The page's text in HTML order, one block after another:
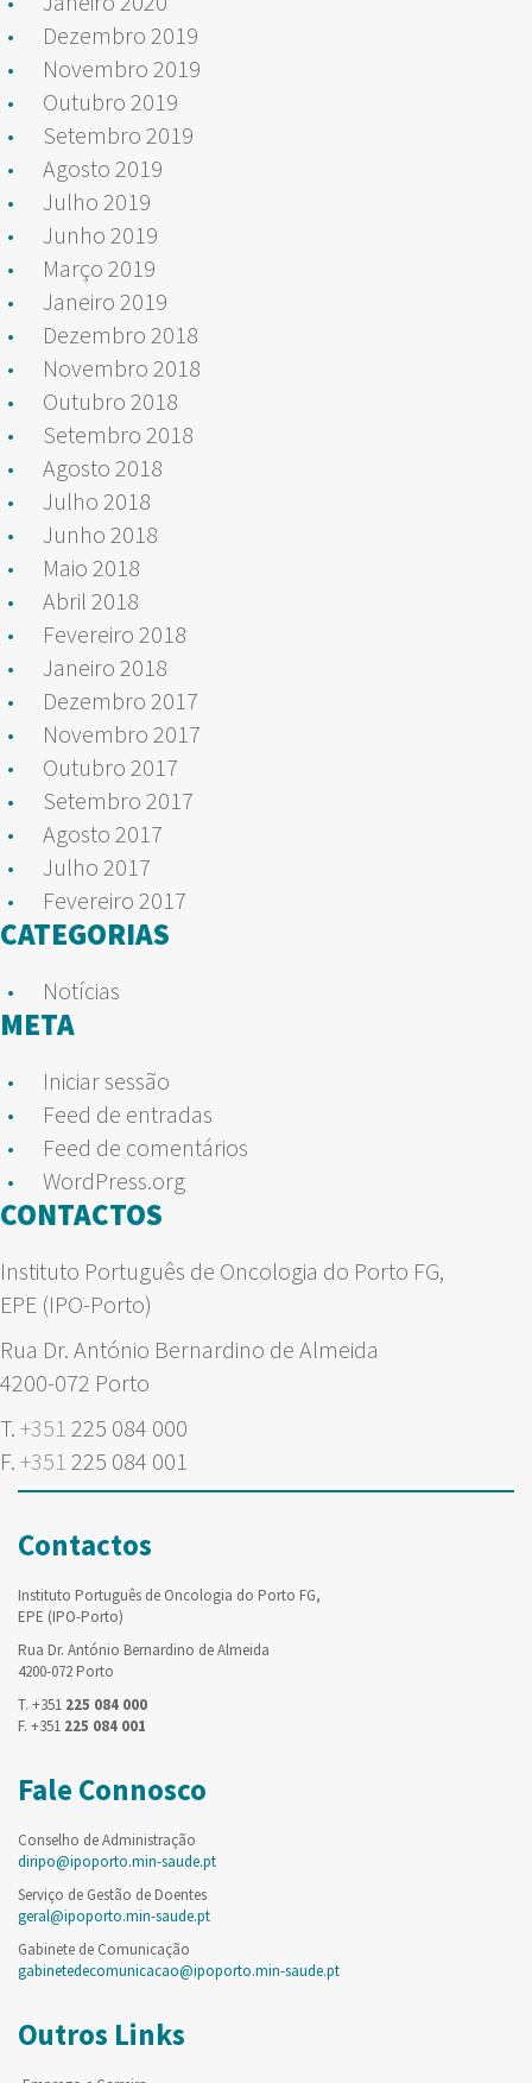
Dezembro 2019
Novembro 2019
Outubro 2019
Setembro 2019
Agosto 2019
Julho 2019
Junho 2019
Março 2019
Janeiro 2019
Dezembro 2018
Novembro 2018
Outubro 2018
Setembro 2018
Agosto 2018
Julho 2018
Junho 2018
Maio 2018
Abril 2018
Fevereiro 2018
Janeiro 2018
Dezembro 2017
Novembro 2017
Outubro 2017
Setembro 2017
Agosto 2017
Julho 2017
Fevereiro 2017
CATEGORIAS
Notícias
META
Iniciar sessão
Feed de entradas
Feed de comentários
WordPress.org
CONTACTOS
Instituto Português de Oncologia do Porto FG,
EPE (IPO-Porto)
Rua Dr. António Bernardino de Almeida
4200-072 Porto
T. +351 225 084 000
F. +351 225 084 001
Contactos
Instituto Português de Oncologia do Porto FG,
EPE (IPO-Porto)
Rua Dr. António Bernardino de Almeida
4200-072 Porto
T. +351 225 084 000
F. +351 225 084 001
Fale Connosco
Conselho de Administração
diripo@ipoporto.min-saude.pt
Serviço de Gestão de Doentes
geral@ipoporto.min-saude.pt
Gabinete de Comunicação
gabinetedecomunicacao@ipoporto.min-saude.pt
Outros Links